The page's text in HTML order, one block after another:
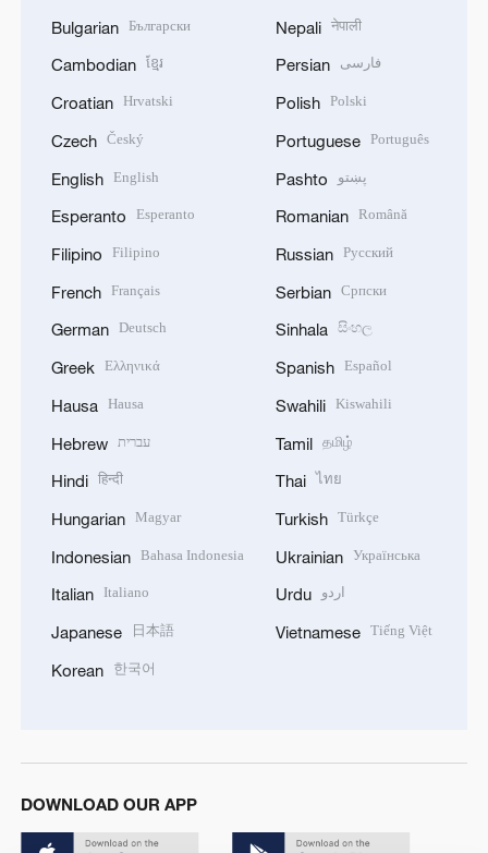
Bulgarian Български
Cambodian ខ្មែរ
Croatian Hrvatski
Czech Český
English English
Esperanto Esperanto
Filipino Filipino
French Français
German Deutsch
Greek Ελληνικά
Hausa Hausa
Hebrew עברית
Hindi हिन्दी
Hungarian Magyar
Indonesian Bahasa Indonesia
Italian Italiano
Japanese 日本語
Korean 한국어
Nepali नेपाली
Persian فارسی
Polish Polski
Portuguese Português
Pashto پښتو
Romanian Română
Russian Русский
Serbian Српски
Sinhala සිංහල
Spanish Español
Swahili Kiswahili
Tamil தமிழ்
Thai ไทย
Turkish Türkçe
Ukrainian Українська
Urdu اردو
Vietnamese Tiếng Việt
DOWNLOAD OUR APP